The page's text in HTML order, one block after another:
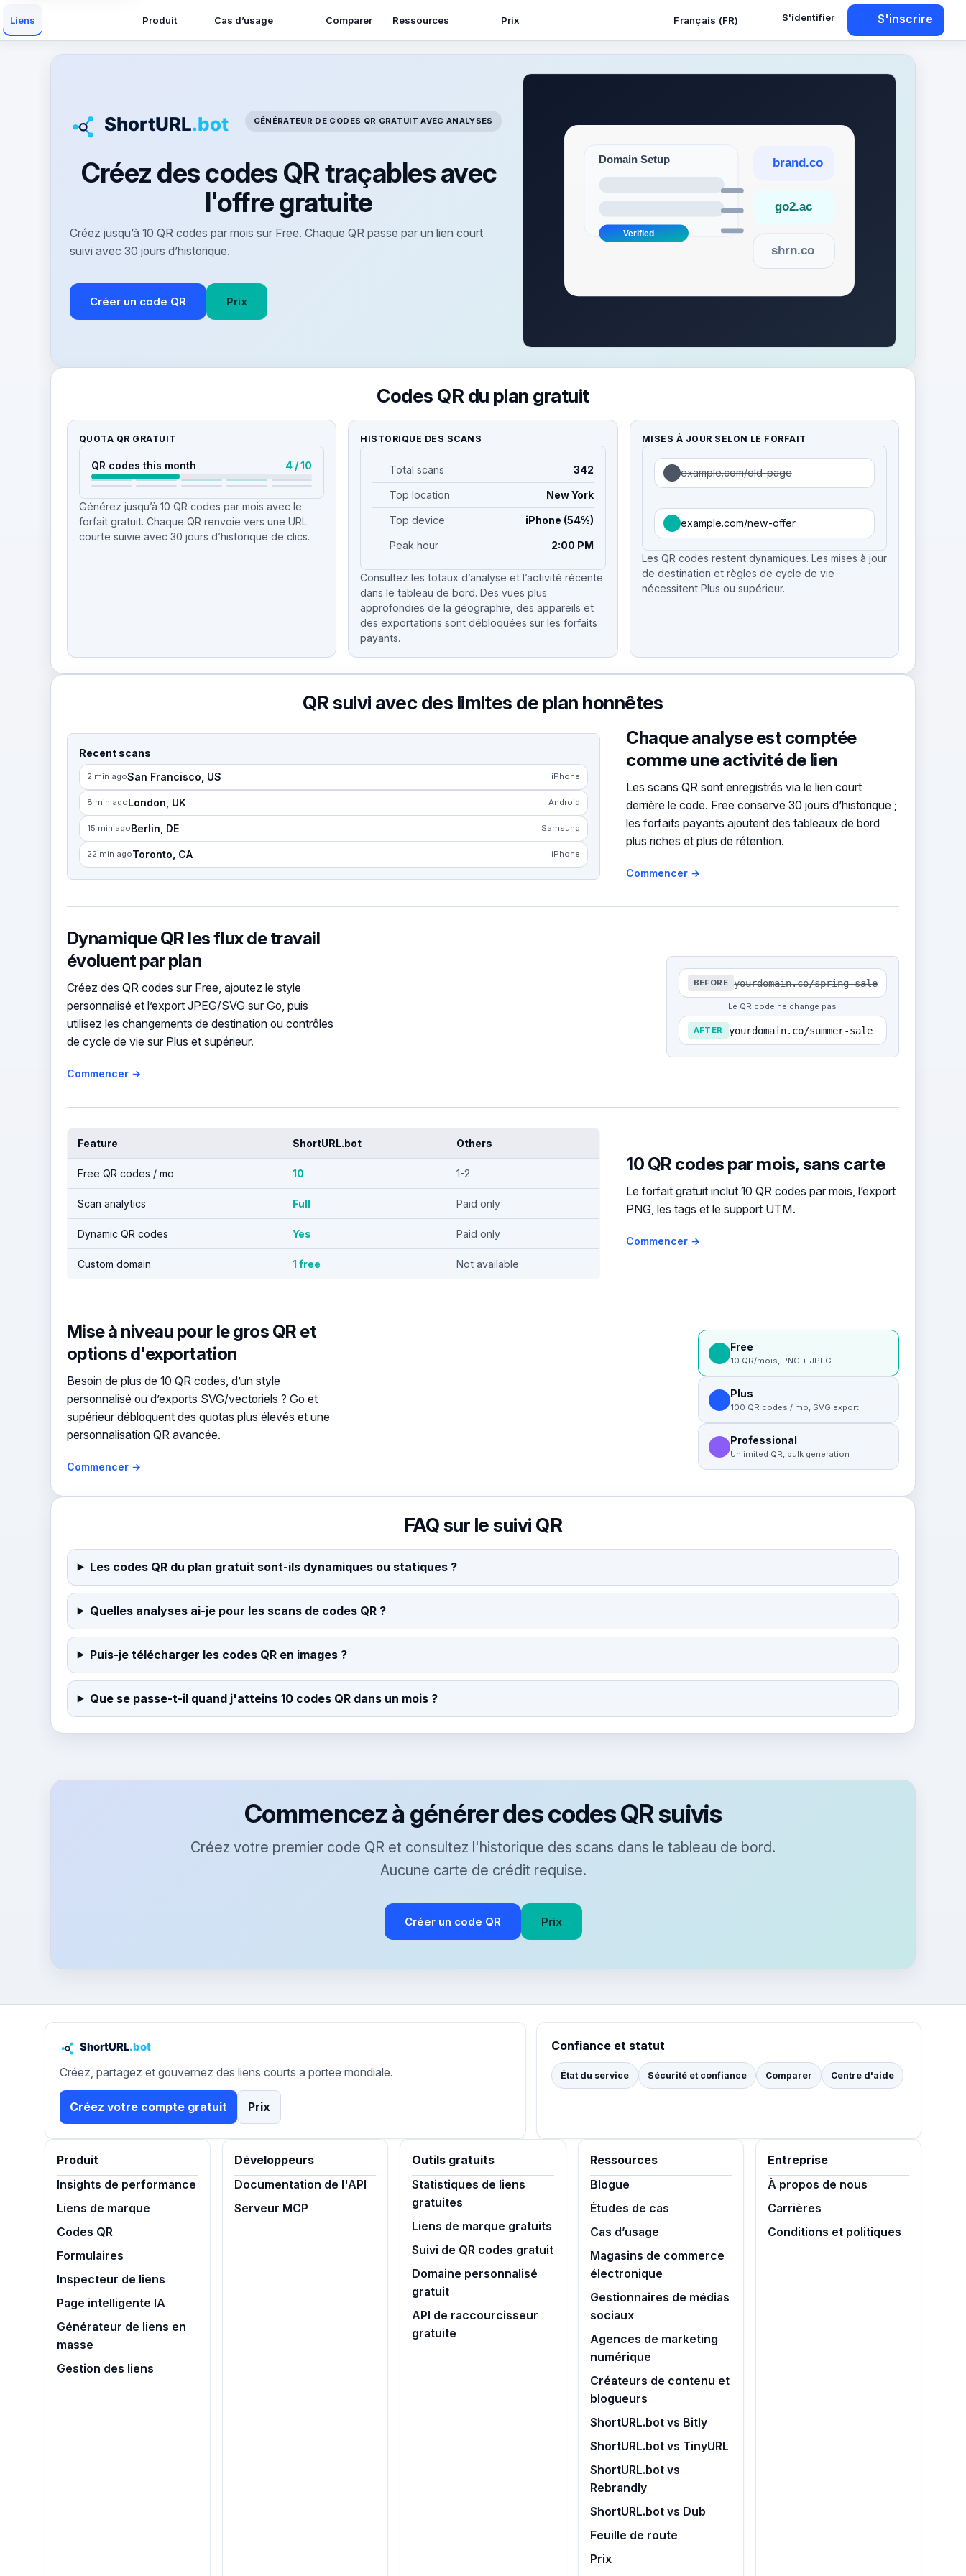
Liens Produit Cas d’usage Comparer Ressources Prix Français (FR) S'identifier S'inscrire
GÉNÉRATEUR DE CODES QR GRATUIT AVEC ANALYSES
Créez des codes QR traçables avec
l'offre gratuite
Créez jusqu’à 10 QR codes par mois sur Free. Chaque QR passe par un lien court
suivi avec 30 jours d’historique.
Créer un code QR Prix
Codes QR du plan gratuit
QUOTA QR GRATUIT
QR codes this month 4 / 10
Générez jusqu’à 10 QR codes par mois avec le
forfait gratuit. Chaque QR renvoie vers une URL
courte suivie avec 30 jours d’historique de clics.
HISTORIQUE DES SCANS
Total scans 342
Top location New York
Top device iPhone (54%)
Peak hour 2:00 PM
Consultez les totaux d’analyse et l’activité récente
dans le tableau de bord. Des vues plus
approfondies de la géographie, des appareils et
des exportations sont débloquées sur les forfaits
payants.
MISES À JOUR SELON LE FORFAIT
example.com/old-page
example.com/new-offer
Les QR codes restent dynamiques. Les mises à jour
de destination et règles de cycle de vie
nécessitent Plus ou supérieur.
QR suivi avec des limites de plan honnêtes
Recent scans
2 min agoSan Francisco, US iPhone
8 min agoLondon, UK Android
15 min agoBerlin, DE Samsung
22 min agoToronto, CA iPhone
Chaque analyse est comptée
comme une activité de lien
Les scans QR sont enregistrés via le lien court
derrière le code. Free conserve 30 jours d’historique ;
les forfaits payants ajoutent des tableaux de bord
plus riches et plus de rétention.
Commencer →
BEFORE yourdomain.co/spring-sale
Le QR code ne change pas
AFTER yourdomain.co/summer-sale
Dynamique QR les flux de travail
évoluent par plan
Créez des QR codes sur Free, ajoutez le style
personnalisé et l’export JPEG/SVG sur Go, puis
utilisez les changements de destination ou contrôles
de cycle de vie sur Plus et supérieur.
Commencer →
Feature ShortURL.bot Others
Free QR codes / mo 10 1-2
Scan analytics Full Paid only
Dynamic QR codes Yes Paid only
Custom domain 1 free Not available
10 QR codes par mois, sans carte
Le forfait gratuit inclut 10 QR codes par mois, l’export
PNG, les tags et le support UTM.
Commencer →
Free
10 QR/mois, PNG + JPEG
Plus
100 QR codes / mo, SVG export
Professional
Unlimited QR, bulk generation
Mise à niveau pour le gros QR et
options d'exportation
Besoin de plus de 10 QR codes, d’un style
personnalisé ou d’exports SVG/vectoriels ? Go et
supérieur débloquent des quotas plus élevés et une
personnalisation QR avancée.
Commencer →
FAQ sur le suivi QR
Les codes QR du plan gratuit sont-ils dynamiques ou statiques ?
Quelles analyses ai-je pour les scans de codes QR ?
Puis-je télécharger les codes QR en images ?
Que se passe-t-il quand j'atteins 10 codes QR dans un mois ?
Commencez à générer des codes QR suivis
Créez votre premier code QR et consultez l'historique des scans dans le tableau de bord.
Aucune carte de crédit requise.
Créer un code QR Prix
Créez, partagez et gouvernez des liens courts a portee mondiale.
Créez votre compte gratuit Prix
Confiance et statut
État du service Sécurité et confiance Comparer Centre d'aide
Produit
Insights de performance
Liens de marque
Codes QR
Formulaires
Inspecteur de liens
Page intelligente IA
Générateur de liens en
masse
Gestion des liens
Développeurs
Documentation de l'API
Serveur MCP
Outils gratuits
Statistiques de liens
gratuites
Liens de marque gratuits
Suivi de QR codes gratuit
Domaine personnalisé
gratuit
API de raccourcisseur
gratuite
Ressources
Blogue
Études de cas
Cas d’usage
Magasins de commerce
électronique
Gestionnaires de médias
sociaux
Agences de marketing
numérique
Créateurs de contenu et
blogueurs
ShortURL.bot vs Bitly
ShortURL.bot vs TinyURL
ShortURL.bot vs
Rebrandly
ShortURL.bot vs Dub
Feuille de route
Prix
Entreprise
À propos de nous
Carrières
Conditions et politiques